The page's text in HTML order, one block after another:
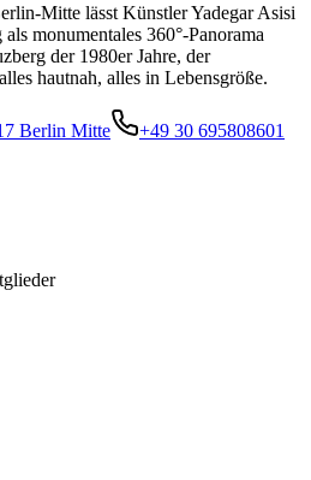
Mitte lässt Künstler Yadegar Asisi
monumentales 360°-Panorama
der 1980er Jahre, der
hautnah, alles in Lebensgröße.
Berlin Mitte
+49 30 695808601